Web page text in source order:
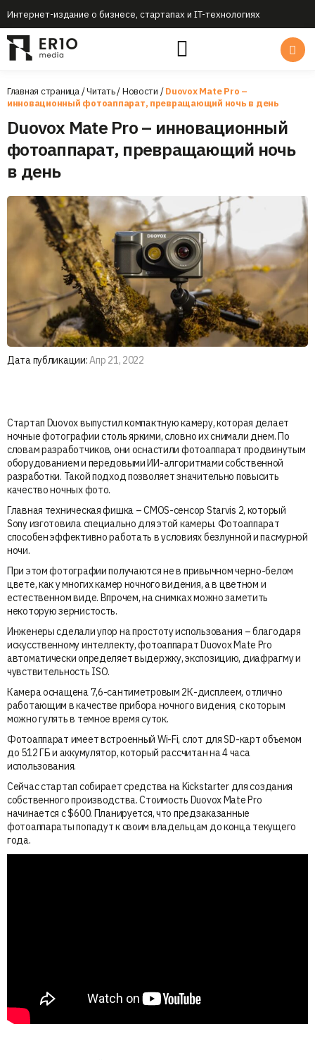
Интернет-издание о бизнесе, стартапах и IT-технологиях
Главная страница/Читать/Новости /Duovox Mate Pro –
инновационный фотоаппарат, превращающий ночь в день
Duovox Mate Pro – инновационный
фотоаппарат, превращающий ночь
в день
Дата публикации:Апр 21, 2022
Стартап Duovox выпустил компактную камеру, которая делает
ночные фотографии столь яркими, словно их снимали днем. По
словам разработчиков, они оснастили фотоаппарат продвинутым
оборудованием и передовыми ИИ-алгоритмами собственной
разработки. Такой подход позволяет значительно повысить
качество ночных фото.
Главная техническая фишка – CMOS-сенсор Starvis 2, который
Sony изготовила специально для этой камеры. Фотоаппарат
способен эффективно работать в условиях безлунной и пасмурной
ночи.
При этом фотографии получаются не в привычном черно-белом
цвете, как у многих камер ночного видения, а в цветном и
естественном виде. Впрочем, на снимках можно заметить
некоторую зернистость.
Инженеры сделали упор на простоту использования – благодаря
искусственному интеллекту, фотоаппарат Duovox Mate Pro
автоматически определяет выдержку, экспозицию, диафрагму и
чувствительность ISO.
Камера оснащена 7,6-сантиметровым 2К-дисплеем, отлично
работающим в качестве прибора ночного видения, с которым
можно гулять в темное время суток.
Фотоаппарат имеет встроенный Wi-Fi, слот для SD-карт объемом
до 512 ГБ и аккумулятор, который рассчитан на 4 часа
использования.
Сейчас стартап собирает средства на Kickstarter для создания
собственного производства. Стоимость Duovox Mate Pro
начинается с $600. Планируется, что предзаказанные
фотоаппараты попадут к своим владельцам до конца текущего
года.